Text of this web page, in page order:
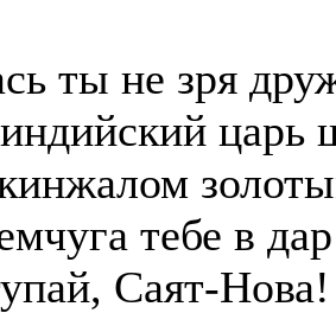
ты не зря
царь
тебе в
Саят-